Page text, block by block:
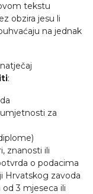
tekstu
obzira jesu li
na jednak
:
za
znanosti ili
o podacima
Hrvatskog zavoda
3 mjeseca ili